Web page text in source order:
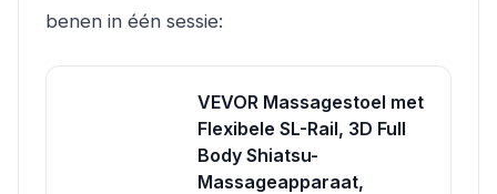
benen in één sessie:
VEVOR Massagestoel met
Flexibele SL-Rail, 3D Full
Body Shiatsu-
Massageapparaat,